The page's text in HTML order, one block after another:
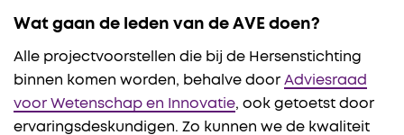
Wat gaan de leden van de AVE doen?
Alle projectvoorstellen die bij de Hersenstichting
binnen komen worden, behalve door Adviesraad
voor Wetenschap en Innovatie, ook getoetst door
ervaringsdeskundigen. Zo kunnen we de kwaliteit